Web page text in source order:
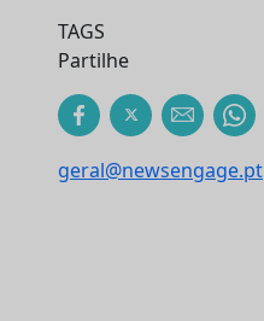
TAGS
Partilhe
geral@newsengage.pt